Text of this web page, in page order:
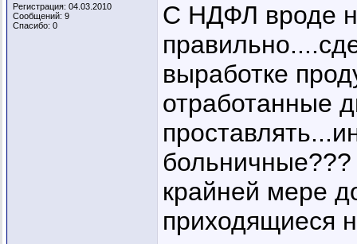
Регистрация: 04.03.2010
Сообщений: 9
Спасибо: 0
С НДФЛ вроде
выработке
отработанные
крайней мере
приходящиеся